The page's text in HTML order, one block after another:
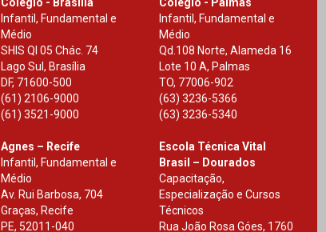
Infantil, Fundamental e
Médio
SHIS Ql 05 Chác. 74
Lago Sul, Brasília
DF, 71600-500
(61) 2106-9000
(61) 3521-9000
Infantil, Fundamental e
Médio
Qd.108 Norte, Alameda 16
Lote 10 A, Palmas
TO, 77006-902
(63) 3236-5366
(63) 3236-5340
Agnes – Recife
Infantil, Fundamental e
Médio
Av. Rui Barbosa, 704
Graças, Recife
PE, 52011-040
Escola Técnica Vital
Brasil – Dourados
Capacitação,
Especialização e Cursos
Técnicos
Rua João Rosa Góes, 1760